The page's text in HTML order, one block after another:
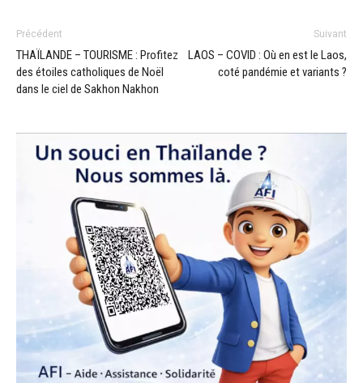
Précédent
THAÏLANDE – TOURISME : Profitez
des étoiles catholiques de Noël
dans le ciel de Sakhon Nakhon
Suivant
LAOS – COVID : Où en est le Laos,
coté pandémie et variants ?